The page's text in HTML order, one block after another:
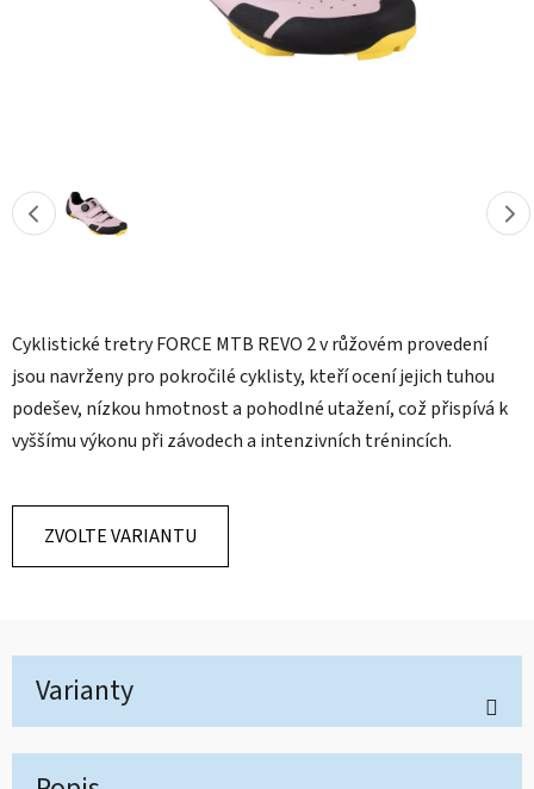
Cyklistické tretry FORCE MTB REVO 2 v růžovém provedení
jsou navrženy pro pokročilé cyklisty, kteří ocení jejich tuhou
podešev, nízkou hmotnost a pohodlné utažení, což přispívá k
vyššímu výkonu při závodech a intenzivních trénincích.
ZVOLTE VARIANTU
Varianty